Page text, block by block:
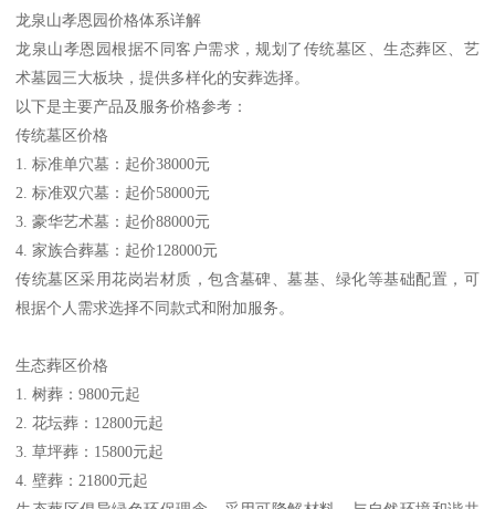
龙泉山孝恩园价格体系详解
龙泉山孝恩园根据不同客户需求，规划了传统墓区、生态葬区、艺
术墓园三大板块，提供多样化的安葬选择。
以下是主要产品及服务价格参考：
传统墓区价格
1. 标准单穴墓：起价38000元
2. 标准双穴墓：起价58000元
3. 豪华艺术墓：起价88000元
4. 家族合葬墓：起价128000元
传统墓区采用花岗岩材质，包含墓碑、墓基、绿化等基础配置，可
根据个人需求选择不同款式和附加服务。
生态葬区价格
1. 树葬：9800元起
2. 花坛葬：12800元起
3. 草坪葬：15800元起
4. 壁葬：21800元起